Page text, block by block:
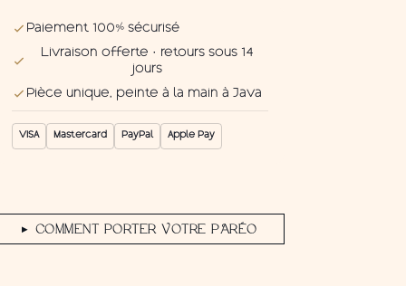
Paiement 100% sécurisé
Livraison offerte · retours sous 14
jours
Pièce unique, peinte à la main à Java
VISA Mastercard PayPal Apple Pay
▶ COMMENT PORTER VOTRE PARÉO